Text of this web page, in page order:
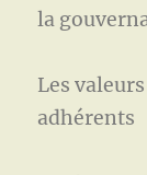
la
Les
adhérents